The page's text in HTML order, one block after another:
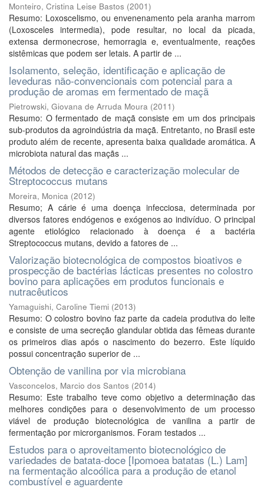
Monteiro, Cristina Leise Bastos (2001)
Resumo: Loxoscelismo, ou envenenamento pela aranha marrom
(Loxosceles intermedia), pode resultar, no local da picada,
extensa dermonecrose, hemorragia e, eventualmente, reações
sistêmicas que podem ser letais. A partir de ...
Isolamento, seleção, identificação e aplicação de
leveduras não-convencionais com potencial para a
produção de aromas em fermentado de maçã
Pietrowski, Giovana de Arruda Moura (2011)
Resumo: O fermentado de maçã consiste em um dos principais
sub-produtos da agroindústria da maçã. Entretanto, no Brasil este
produto além de recente, apresenta baixa qualidade aromática. A
microbiota natural das maçãs ...
Métodos de detecção e caracterização molecular de
Streptococcus mutans
Moreira, Monica (2012)
Resumo; A cárie é uma doença infecciosa, determinada por
diversos fatores endógenos e exógenos ao indivíduo. O principal
agente etiológico relacionado à doença é a bactéria
Streptococcus mutans, devido a fatores de ...
Valorização biotecnológica de compostos bioativos e
prospecção de bactérias lácticas presentes no colostro
bovino para aplicações em produtos funcionais e
nutracêuticos
Yamaguishi, Caroline Tiemi (2013)
Resumo: O colostro bovino faz parte da cadeia produtiva do leite
e consiste de uma secreção glandular obtida das fêmeas durante
os primeiros dias após o nascimento do bezerro. Este líquido
possui concentração superior de ...
Obtenção de vanilina por via microbiana
Vasconcelos, Marcio dos Santos (2014)
Resumo: Este trabalho teve como objetivo a determinação das
melhores condições para o desenvolvimento de um processo
viável de produção biotecnológica de vanilina a partir de
fermentação por microrganismos. Foram testados ...
Estudos para o aproveitamento biotecnológico de
variedades de batata-doce [Ipomoea batatas (L.) Lam]
na fermentação alcoólica para a produção de etanol
combustível e aguardente